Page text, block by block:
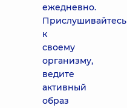
ежедневно.
Прислушивайтесь
к
своему
организму,
ведите
активный
образ